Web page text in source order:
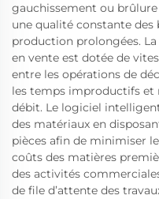
gauchissement ou
une qualité constante des
production prolongées.
en vente est dotée de
entre les opérations de
les temps improductifs et
débit. Le logiciel
des matériaux en
pièces afin de minimiser
coûts des matières
des activités
de file d’attente des